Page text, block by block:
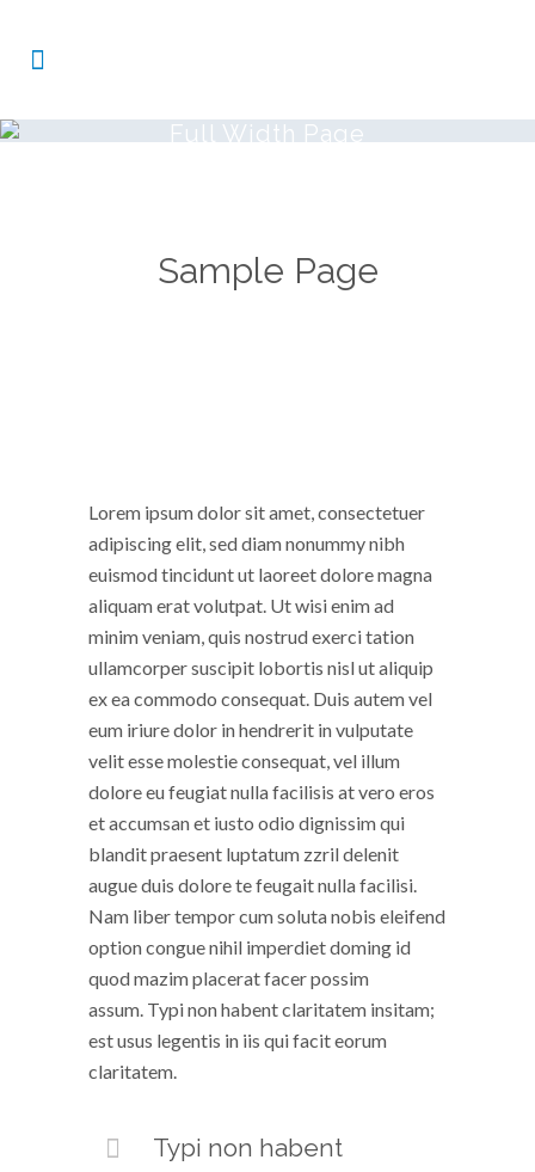
Full Width Page
Sample Page
Lorem ipsum dolor sit amet, consectetuer
adipiscing elit, sed diam nonummy nibh
euismod tincidunt ut laoreet dolore magna
aliquam erat volutpat. Ut wisi enim ad
minim veniam, quis nostrud exerci tation
ullamcorper suscipit lobortis nisl ut aliquip
ex ea commodo consequat. Duis autem vel
eum iriure dolor in hendrerit in vulputate
velit esse molestie consequat, vel illum
dolore eu feugiat nulla facilisis at vero eros
et accumsan et iusto odio dignissim qui
blandit praesent luptatum zzril delenit
augue duis dolore te feugait nulla facilisi.
Nam liber tempor cum soluta nobis eleifend
option congue nihil imperdiet doming id
quod mazim placerat facer possim
assum. Typi non habent claritatem insitam;
est usus legentis in iis qui facit eorum
claritatem.
Typi non habent